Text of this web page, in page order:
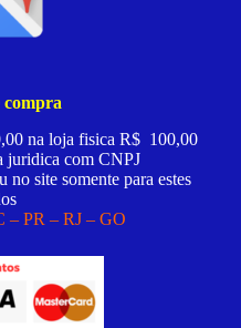
compra
na loja fisica R$ 100,00
juridica com CNPJ
no site somente para estes
– PR – RJ – GO